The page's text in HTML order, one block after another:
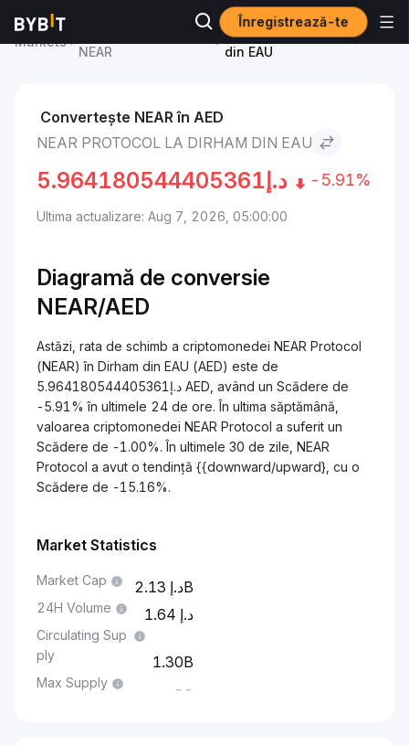
Înregistrează-te
Markets
NEAR Protocol Price
NEAR
NEAR Protocol to Dirham
din EAU
Convertește NEAR în AED
NEAR PROTOCOL LA DIRHAM DIN EAU
د.إ5.964180544405361 -5.91%
Ultima actualizare: Aug 7, 2026, 05:00:00
Diagramă de conversie
NEAR/AED
Astăzi, rata de schimb a criptomonedei NEAR Protocol
(NEAR) în Dirham din EAU (AED) este de
د.إ5.964180544405361 AED, având un Scădere de
-5.91% în ultimele 24 de ore. În ultima săptămână,
valoarea criptomonedei NEAR Protocol a suferit un
Scădere de -1.00%. În ultimele 30 de zile, NEAR
Protocol a avut o tendință {{downward/upward}, cu o
Scădere de -15.16%.
Market Statistics
Market Cap 2.13B
24H Volume 1.64
Circulating Sup
ply
1.30B
Max Supply --